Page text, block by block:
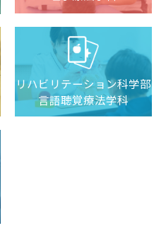
リハビリテーション科学部
言語聴覚療法学科